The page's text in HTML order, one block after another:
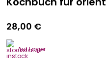
28,00 €
Auf Lager